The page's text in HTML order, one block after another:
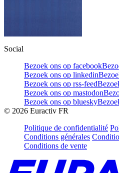
Social
Bezoek ons op facebook
Bezoek ons op linkedin
Bezoek ons op rss-feed
Bezoek ons op mastodon
Bezoek ons op bluesky
© 2026 Euractiv FR
Politique de confidentialité
Conditions générales
Conditions de vente